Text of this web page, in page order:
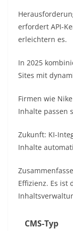
erfordert API-
erleichtern es.​
In 2025
Sites mit
Firmen wie
Inhalte passen
Zukunft: KI-
Inhalte
Effizienz. Es ist
CMS-Typ